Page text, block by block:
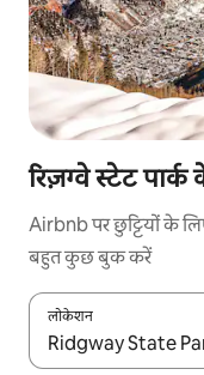
रिज़ग्वे स्टेट
Airbnb पर छुट्टियों के
बहुत कुछ बुक करें
लोकेशन
नतीजों के उपलब्ध होने